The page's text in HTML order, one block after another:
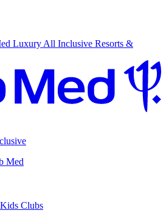
Luxury All Inclusive Resorts &
Med
Clubs